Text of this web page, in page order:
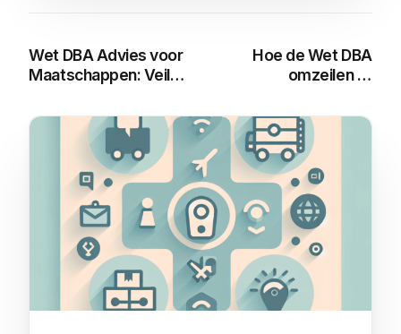
Wet DBA Advies voor
Maatschappen: Veilig
Hoe de Wet DBA
omzeilen te
You may also like